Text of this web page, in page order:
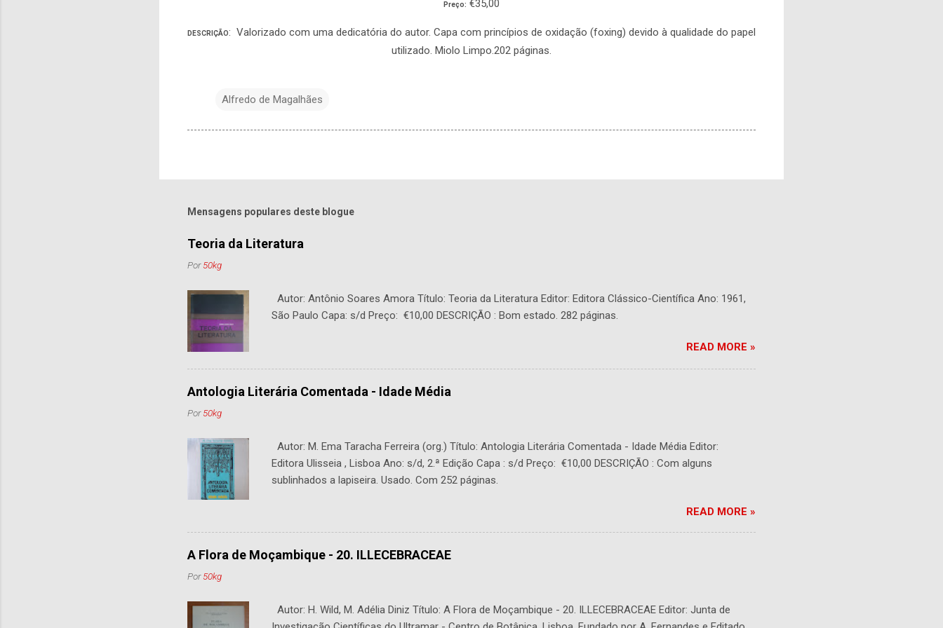
Preço: €35,00
DESCRIÇÃO: Valorizado com uma dedicatória do autor. Capa com princípios de oxidação (foxing) devido à qualidade do papel
utilizado. Miolo Limpo.202 páginas.
Alfredo de Magalhães
Mensagens populares deste blogue
Teoria da Literatura
Por50kg
Autor: Antônio Soares Amora Título: Teoria da Literatura Editor: Editora Clássico-Científica Ano: 1961,
São Paulo Capa: s/d Preço: €10,00 DESCRIÇÃO : Bom estado. 282 páginas.
READ MORE »
Antologia Literária Comentada - Idade Média
Por50kg
Autor: M. Ema Taracha Ferreira (org.) Título: Antologia Literária Comentada - Idade Média Editor:
Editora Ulisseia , Lisboa Ano: s/d, 2.ª Edição Capa : s/d Preço: €10,00 DESCRIÇÃO : Com alguns
sublinhados a lapiseira. Usado. Com 252 páginas.
READ MORE »
A Flora de Moçambique - 20. ILLECEBRACEAE
Por50kg
Autor: H. Wild, M. Adélia Diniz Título: A Flora de Moçambique - 20. ILLECEBRACEAE Editor: Junta de